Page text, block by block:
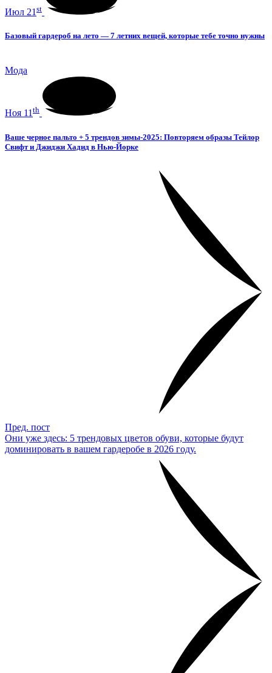
Июл 21 st
Базовый гардероб на лето — 7 летних вещей, которые тебе точно нужны
Мода
Ноя 11 th
Ваше черное пальто + 5 трендов зимы-2025: Повторяем образы Тейлор
Свифт и Джиджи Хадид в Нью-Йорке
Пред. пост
Они уже здесь: 5 трендовых цветов обуви, которые будут
доминировать в вашем гардеробе в 2026 году.